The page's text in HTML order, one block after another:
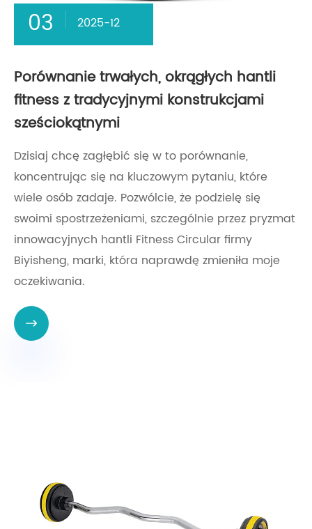
03 2025-12
Porównanie trwałych, okrągłych hantli
fitness z tradycyjnymi konstrukcjami
sześciokątnymi
Dzisiaj chcę zagłębić się w to porównanie,
koncentrując się na kluczowym pytaniu, które
wiele osób zadaje. Pozwólcie, że podzielę się
swoimi spostrzeżeniami, szczególnie przez pryzmat
innowacyjnych hantli Fitness Circular firmy
Biyisheng, marki, która naprawdę zmieniła moje
oczekiwania.
